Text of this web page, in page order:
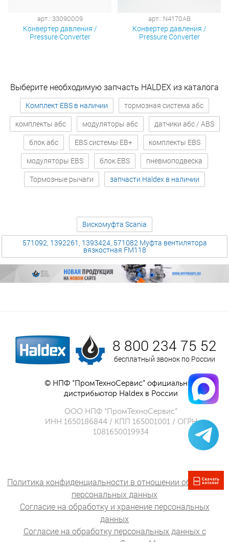
арт.: 33090009
Конвертер давления /
Pressure Converter
арт.: N4170AB
Конвертер давления /
Pressure Converter
Выберите необходимую запчасть HALDEX из каталога
Комплект EBS в наличии
тормозная система абс
комплекты абс
модуляторы абс
датчики абс / ABS
блок абс
EBS системы EB+
комплекты EBS
модуляторы EBS
блок EBS
пневмоподвеска
Тормозные рычаги
запчасти Haldex в наличии
Вискомуфта Scania
571092, 1392261, 1393424, 571082 Муфта вентилятора
вязкостная FM118
8 800 234 75 52
бесплатный звонок по России
© НПФ “ПромТехноСервис” официальный
дистрибьютор Haldex в России
ООО НПФ “ПромТехноСервис”
ИНН 1650186844 / КПП 165001001 / ОГРН
1081650019934
Политика конфиденциальности в отношении обработки
персональных данных
Согласие на обработку и хранение персональных
данных
Согласие на обработку персональных данных с